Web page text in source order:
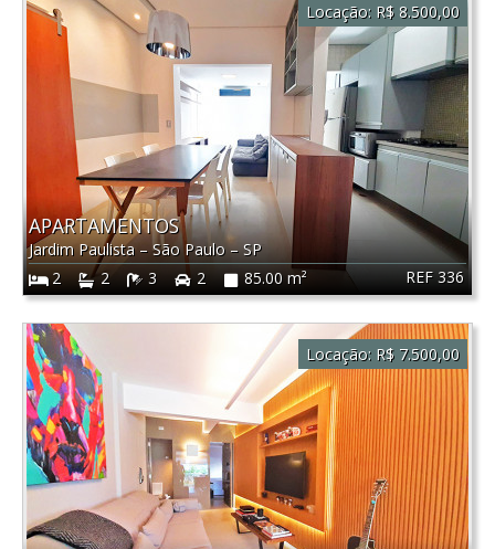
REF 336
APARTAMENTOS
Jardim Paulista–São Paulo–SP
2
2 3 2 85.00 m²
Locação: R$ 8.500,00
Locação: R$ 7.500,00